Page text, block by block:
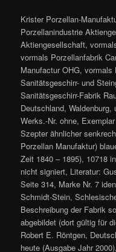
Krister Porzellan-
Porzellanindustrie
Aktiengesellschaft,
vormals Porzellanfabrik
Manufactur OHG,
Sanitätsgeschirr- und
Sanitätsgeschirr-Fabrik
Deutschland,
Werks.-Nr. ohne,
Szepter ähnlicher
Porzellan Manufaktur)
Zeit 1840 – 1895), 10718
nicht signiert, Literatur:
Seite 314, Marke Nr. 7
Schmidt-Stein,
Beschreibung der Fabrik
abgebildet (dort gültig für
Robert E. Röntgen,
heute (Ausgabe Jahr